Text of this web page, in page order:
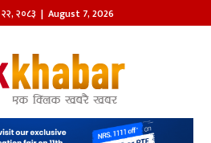
२२,२०८३ | August 7, 2026